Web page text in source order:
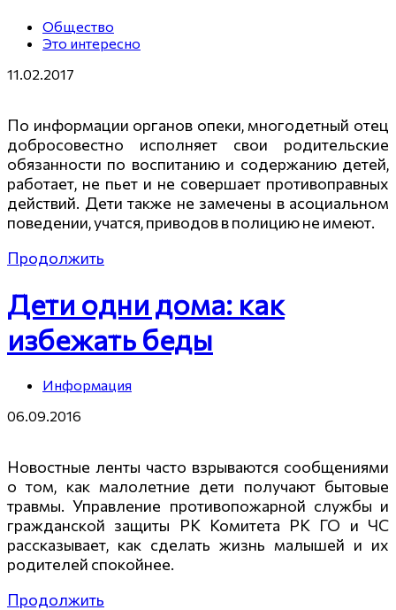
Общество
Это интересно
11.02.2017
По информации органов опеки, многодетный отец
добросовестно исполняет свои родительские
обязанности по воспитанию и содержанию детей,
работает, не пьет и не совершает противоправных
действий. Дети также не замечены в асоциальном
поведении, учатся, приводов в полицию не имеют.
Продолжить
Дети одни дома: как
избежать беды
Информация
06.09.2016
Новостные ленты часто взрываются сообщениями
о том, как малолетние дети получают бытовые
травмы. Управление противопожарной службы и
гражданской защиты РК Комитета РК ГО и ЧС
рассказывает, как сделать жизнь малышей и их
родителей спокойнее.
Продолжить